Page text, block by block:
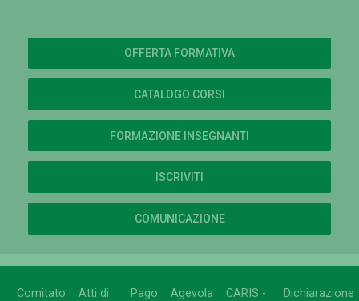
OFFERTA FORMATIVA
CATALOGO CORSI
FORMAZIONE INSEGNANTI
ISCRIVITI
COMUNICAZIONE
Comitato
Atti di
Pago
Agevola
CARIS -
Dichiarazione